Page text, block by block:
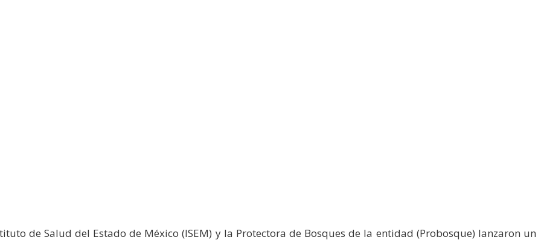
de Salud del Estado de México (ISEM) y la Protectora de Bosques de la entidad (Probosque) lanzaron un